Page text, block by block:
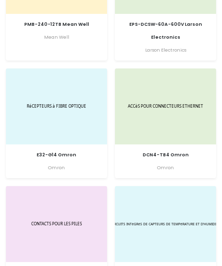
PMB-240-12TB Mean Well
Mean Well
EPS-DCSW-60A-600V Larson
Electronics
Larson Electronics
E32-G14 Omron
Omron
DCN4-TB4 Omron
Omron